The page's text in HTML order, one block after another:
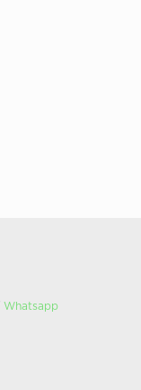
Whatsapp